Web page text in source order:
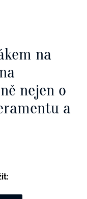
na
nejen o
a